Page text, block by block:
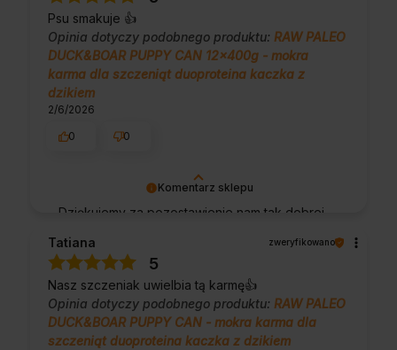
doświadczeniami. Do zobaczenia!
Komentarz sklepu
Dziękujemy za pozostawienie nam tak dobrej
klienta i Twoja recenzja potwierdza nasze
wysiłki - dziękujemy raz jeszcze i mamy
nadzieję - do szybkiego zobaczenia!
Psu smakuje 👍️
Opinia dotyczy podobnego produktu: RAW PALEO
DUCK&BOAR PUPPY CAN 12x400g - mokra
karma dla szczeniąt duoproteina kaczka z
dzikiem
2/6/2026
0
0
Tatiana zweryfikowano
5
Nasz szczeniak uwielbia tą karmę👍️
Opinia dotyczy podobnego produktu: RAW PALEO
DUCK&BOAR PUPPY CAN - mokra karma dla
szczeniąt duoproteina kaczka z dzikiem